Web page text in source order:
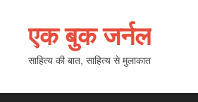
एक बुक जर्नल
साहित्य की बात, साहित्य से मुलाकात